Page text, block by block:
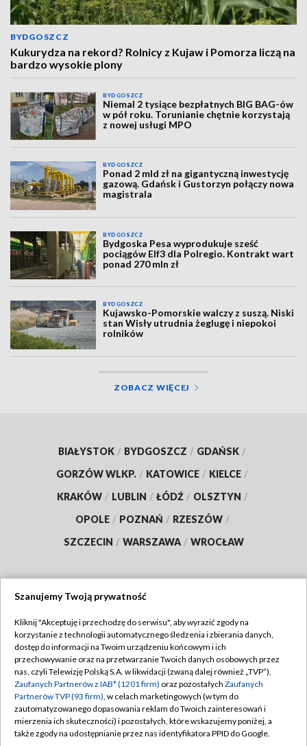
BYDGOSZCZ
Kukurydza na rekord? Rolnicy z Kujaw i Pomorza liczą na
bardzo wysokie plony
BYDGOSZCZ
Niemal 2 tysiące bezpłatnych BIG BAG-ów
w pół roku. Torunianie chętnie korzystają
z nowej usługi MPO
BYDGOSZCZ
Ponad 2 mld zł na gigantyczną inwestycję
gazową. Gdańsk i Gustorzyn połączy nowa
magistrala
BYDGOSZCZ
Bydgoska Pesa wyprodukuje sześć
pociągów Elf3 dla Polregio. Kontrakt wart
ponad 270 mln zł
BYDGOSZCZ
Kujawsko-Pomorskie walczy z suszą. Niski
stan Wisły utrudnia żeglugę i niepokoi
rolników
ZOBACZ WIĘCEJ
BIAŁYSTOK / BYDGOSZCZ / GDAŃSK /
GORZÓW WLKP. / KATOWICE / KIELCE /
KRAKÓW / LUBLIN / ŁÓDŹ / OLSZTYN /
OPOLE / POZNAŃ / RZESZÓW /
SZCZECIN / WARSZAWA / WROCŁAW
TVP
Abonament TVP
Emisja w TVP
Centrum informacji TVP
Naziemna Telewizja Cyfrowa
Regulamin TVP
Polityka prywatności
Moje zgody
Pomoc
Szanujemy Twoją prywatność
Kliknij "Akceptuję i przechodzę do serwisu", aby wyrazić zgody na
korzystanie z technologii automatycznego śledzenia i zbierania danych,
dostęp do informacji na Twoim urządzeniu końcowym i ich
przechowywanie oraz na przetwarzanie Twoich danych osobowych przez
nas, czyli Telewizję Polską S.A. w likwidacji (zwaną dalej również „TVP”),
Zaufanych Partnerów z IAB* (1201 firm) oraz pozostałych Zaufanych
Partnerów TVP (93 firm), w celach marketingowych (w tym do
zautomatyzowanego dopasowania reklam do Twoich zainteresowań i
mierzenia ich skuteczności) i pozostałych, które wskazujemy poniżej, a
także zgody na udostępnianie przez nas identyfikatora PPID do Google.